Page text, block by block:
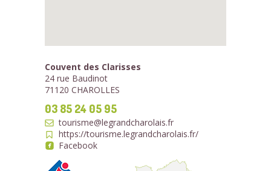
Couvent des Clarisses
24 rue Baudinot
71120 CHAROLLES
03 85 24 05 95
tourisme@legrandcharolais.fr
https://tourisme.legrandcharolais.fr/
Facebook